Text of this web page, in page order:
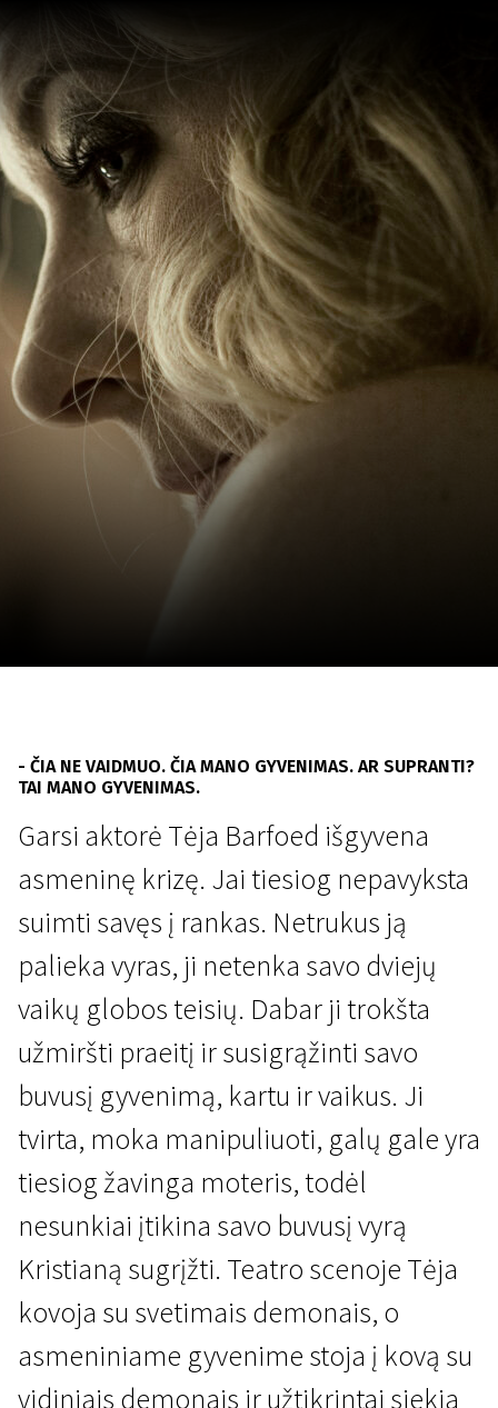
"Scanoramos" naujienos
Aplodismentai
1 val. 25 min. | Drama | N/A
- ČIA NE VAIDMUO. ČIA MANO GYVENIMAS. AR SUPRANTI?
TAI MANO GYVENIMAS.
Garsi aktorė Tėja Barfoed išgyvena
asmeninę krizę. Jai tiesiog nepavyksta
suimti savęs į rankas. Netrukus ją
palieka vyras, ji netenka savo dviejų
vaikų globos teisių. Dabar ji trokšta
užmiršti praeitį ir susigrąžinti savo
buvusį gyvenimą, kartu ir vaikus. Ji
tvirta, moka manipuliuoti, galų gale yra
tiesiog žavinga moteris, todėl
nesunkiai įtikina savo buvusį vyrą
Kristianą sugrįžti. Teatro scenoje Tėja
kovoja su svetimais demonais, o
asmeniniame gyvenime stoja į kovą su
vidiniais demonais ir užtikrintai siekia